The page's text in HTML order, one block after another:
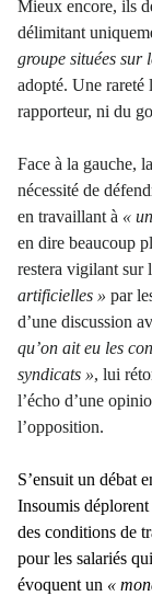
Mieux encore, ils
délimitant
groupe situées sur
adopté. Une rareté
rapporteur, ni du
Face à la gauche,
nécessité de
en travaillant à «
en dire beaucoup
restera vigilant sur
artificielles » par
d’une discussion
qu’on ait eu les
syndicats », lui
l’écho d’une
l’opposition.
S’ensuit un débat
Insoumis
des conditions de
pour les salariés
évoquent un «